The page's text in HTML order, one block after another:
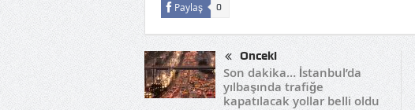
Paylaş 0
Önceki
Son dakika… İstanbul’da
yılbaşında trafiğe
kapatılacak yollar belli oldu